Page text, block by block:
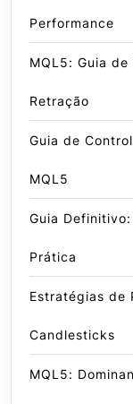
Performance
MQL5: Guia
Retração
Guia de
MQL5
Guia
Prática
Estratégias de
Candlesticks
MQL5: